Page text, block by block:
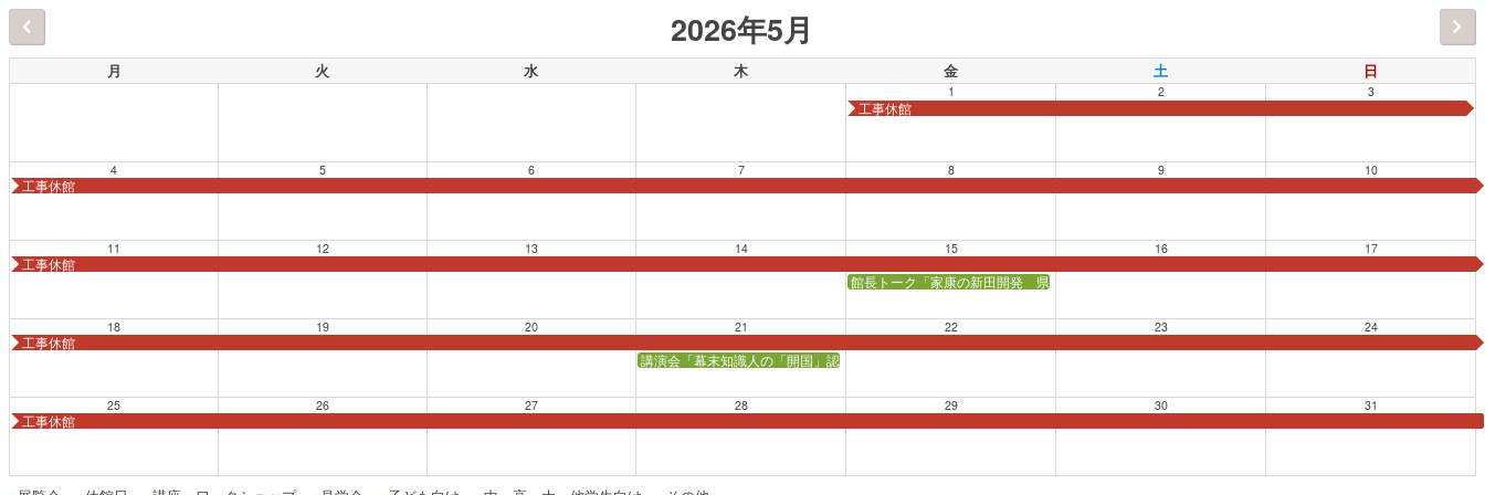
2026年5月
月 火 水 木 金 土 日
1
工事休館
2 3
4
工事休館
5 6 7 8 9 10
11
工事休館
12 13 14 15
館長トーク「家康の新田開発 県内現存最古の灌漑用水～二ヶ領用水～」【会場：かながわ県民センター
16 17
18
工事休館
19 20 21
講演会「幕末知識人の「開国」認識」【会場：かながわ県民センター会議室】
22 23 24
25
工事休館
26 27 28 29 30 31